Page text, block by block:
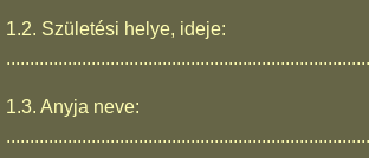
1.2. Születési helye, ideje:
1.3. Anyja neve: